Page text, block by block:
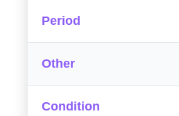
Period
Other
Condition